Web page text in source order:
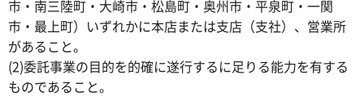
市・南三陸町・大崎市・松島町・奥州市・平泉町・一関
市・最上町）いずれかに本店または支店（支社）、営業所
があること。
(2)委託事業の目的を的確に遂行するに足りる能力を有する
ものであること。